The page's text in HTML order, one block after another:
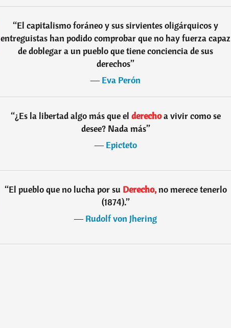
“El capitalismo foráneo y sus sirvientes oligárquicos y
entreguistas han podido comprobar que no hay fuerza capaz
de doblegar a un pueblo que tiene conciencia de sus
derechos”
―Eva Perón
“¿Es la libertad algo más que el derechoa vivir como se
desee? Nada más”
―Epicteto
“El pueblo que no lucha por su Derecho,no merece tenerlo
(1874).”
―Rudolf von Jhering